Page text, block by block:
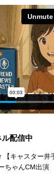
配信中
【キャスター井
ちゃんCM出